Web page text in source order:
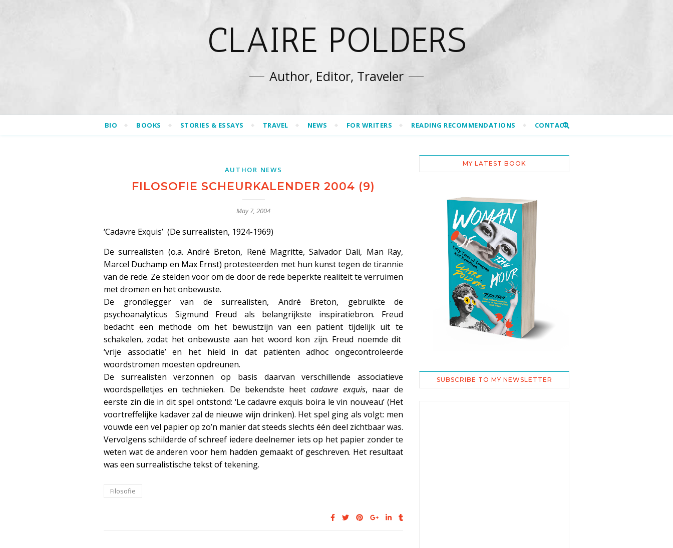
CLAIRE POLDERS
Author, Editor, Traveler
BIO BOOKS STORIES & ESSAYS TRAVEL NEWS FOR WRITERS READING RECOMMENDATIONS CONTACT
AUTHOR NEWS
FILOSOFIE SCHEURKALENDER 2004 (9)
May 7, 2004
‘Cadavre Exquis’ (De surrealisten, 1924-1969)
De surrealisten (o.a. André Breton, René Magritte, Salvador Dali, Man Ray,
Marcel Duchamp en Max Ernst) protesteerden met hun kunst tegen de tirannie
van de rede. Ze stelden voor om de door de rede beperkte realiteit te verruimen
met dromen en het onbewuste.
De grondlegger van de surrealisten, André Breton, gebruikte de
psychoanalyticus Sigmund Freud als belangrijkste inspiratiebron. Freud
bedacht een methode om het bewustzijn van een patiënt tijdelijk uit te
schakelen, zodat het onbewuste aan het woord kon zijn. Freud noemde dit
‘vrije associatie’ en het hield in dat patiënten adhoc ongecontroleerde
woordstromen moesten opdreunen.
De surrealisten verzonnen op basis daarvan verschillende associatieve
woordspelletjes en technieken. De bekendste heetcadavre exquis, naar de
eerste zin die in dit spel ontstond: ‘Le cadavre exquis boira le vin nouveau’ (Het
voortreffelijke kadaver zal de nieuwe wijn drinken). Het spel ging als volgt: men
vouwde een vel papier op zo’n manier dat steeds slechts één deel zichtbaar was.
Vervolgens schilderde of schreef iedere deelnemer iets op het papier zonder te
weten wat de anderen voor hem hadden gemaakt of geschreven. Het resultaat
was een surrealistische tekst of tekening.
Filosofie
MY LATEST BOOK
SUBSCRIBE TO MY NEWSLETTER